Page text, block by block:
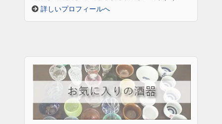
詳しいプロフィールへ